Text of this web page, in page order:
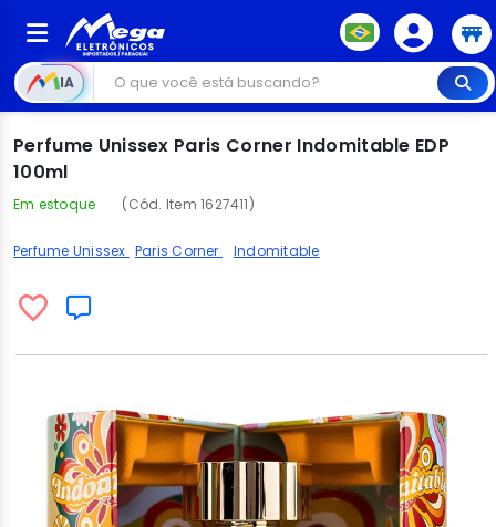
IA
Perfume Unissex Paris Corner Indomitable EDP
100ml
Em estoque (Cód. Item 1627411)
Perfume Unissex Paris Corner Indomitable